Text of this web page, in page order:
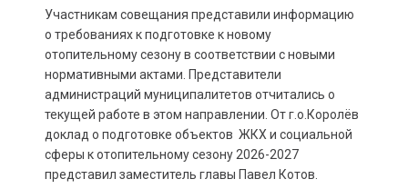
Участникам совещания представили информацию
о требованиях к подготовке к новому
отопительному сезону в соответствии с новыми
нормативными актами. Представители
администраций муниципалитетов отчитались о
текущей работе в этом направлении. От г.о.Королёв
доклад о подготовке объектов ЖКХ и социальной
сферы к отопительному сезону 2026-2027
представил заместитель главы Павел Котов.